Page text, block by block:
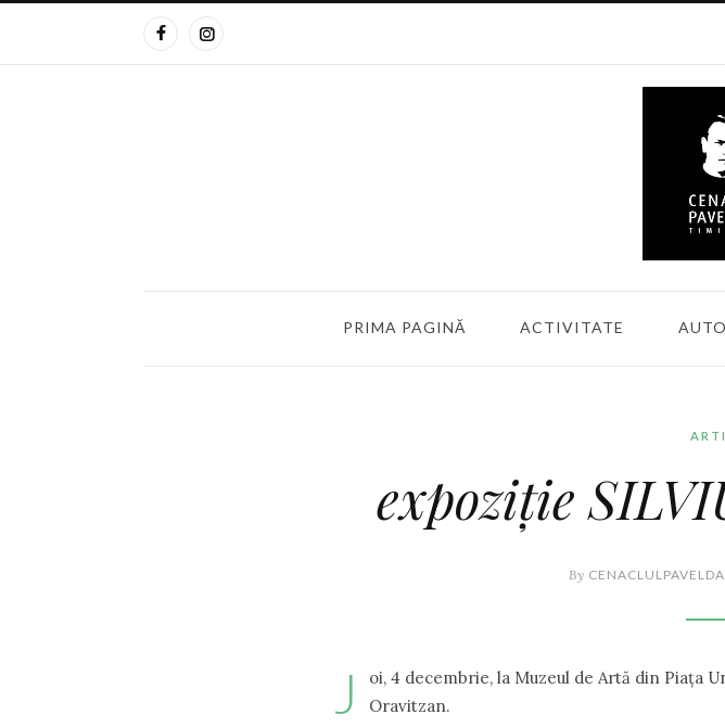
PRIMA PAGINĂ ACTIVITATE
expoziţie
By
J
oi, 4 decembrie, la Muzeul de Artă din Piaţa
Oravitzan.